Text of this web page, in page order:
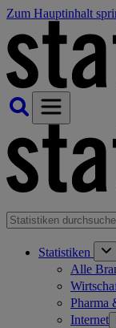
Zum Hauptinhalt
Statistiken
Alle
Pharma
Internet